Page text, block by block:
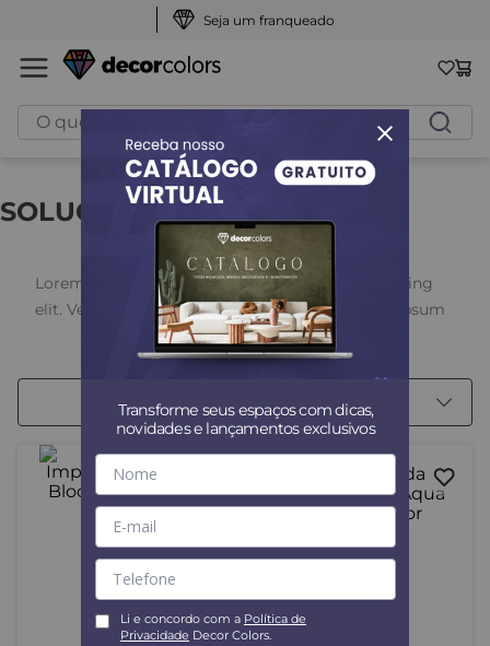
Seja um franqueado
O que você procura?
SOLUÇÕES
Lorem ipsum dolor sit amet, consectetur adipiscing
elit. Vel aenean adipiscing mattis mi sit. Ut hac ipsum
sed quis. Congue felis aenean mauris sed platea diam.
Porta in vulputate habitant velit gravida commodo.
amet. Risus commodo, imperdiet sit pharetra mattis
leo amet.
5Produtos Encontrados
Filtrar
Transforme seus espaços com dicas,
novidades e lançamentos exclusivos
Li e concordo com a Política de
Privacidade Decor Colors.